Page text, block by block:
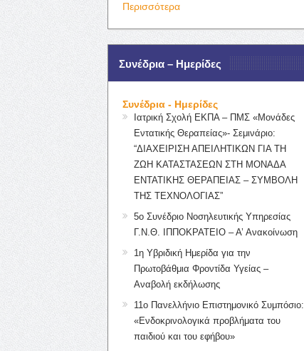
Περισσότερα
Συνέδρια – Ημερίδες
Συνέδρια - Ημερίδες
Ιατρική Σχολή ΕΚΠΑ – ΠΜΣ «Μονάδες
Εντατικής Θεραπείας»- Σεμινάριο:
“ΔΙΑΧΕΙΡΙΣΗ ΑΠΕΙΛΗΤΙΚΩΝ ΓΙΑ ΤΗ
ΖΩΗ ΚΑΤΑΣΤΑΣΕΩΝ ΣΤΗ ΜΟΝΑΔΑ
ΕΝΤΑΤΙΚΗΣ ΘΕΡΑΠΕΙΑΣ – ΣΥΜΒΟΛΗ
ΤΗΣ ΤΕΧΝΟΛΟΓΙΑΣ”
5ο Συνέδριο Νοσηλευτικής Υπηρεσίας
Γ.Ν.Θ. ΙΠΠΟΚΡΑΤΕΙΟ – Α’ Ανακοίνωση
1η Υβριδική Ημερίδα για την
Πρωτοβάθμια Φροντίδα Υγείας –
Αναβολή εκδήλωσης
11ο Πανελλήνιο Επιστημονικό Συμπόσιο:
«Ενδοκρινολογικά προβλήματα του
παιδιού και του εφήβου»